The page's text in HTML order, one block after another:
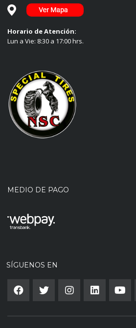
Horario de Atención:
Lun a Vie: 8:30 a 17:00 hrs.
MEDIO DE PAGO
SÍGUENOS EN